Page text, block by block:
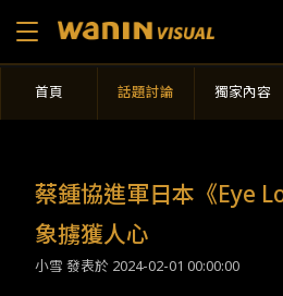
關於我們
影視專題
首頁 話題討論 獨家內容
蔡鍾協進軍日本《Eye
象擄獲人心
小雪 發表於 2024-02-01 00:00:00